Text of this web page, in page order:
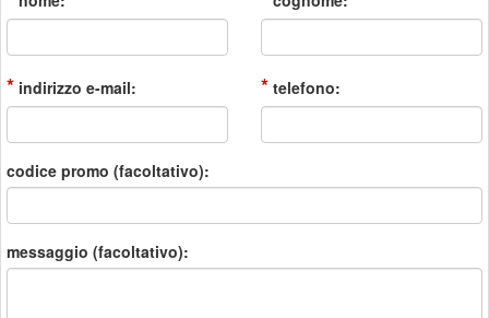
* indirizzo e-mail: * telefono:
codice promo (facoltativo):
messaggio (facoltativo):